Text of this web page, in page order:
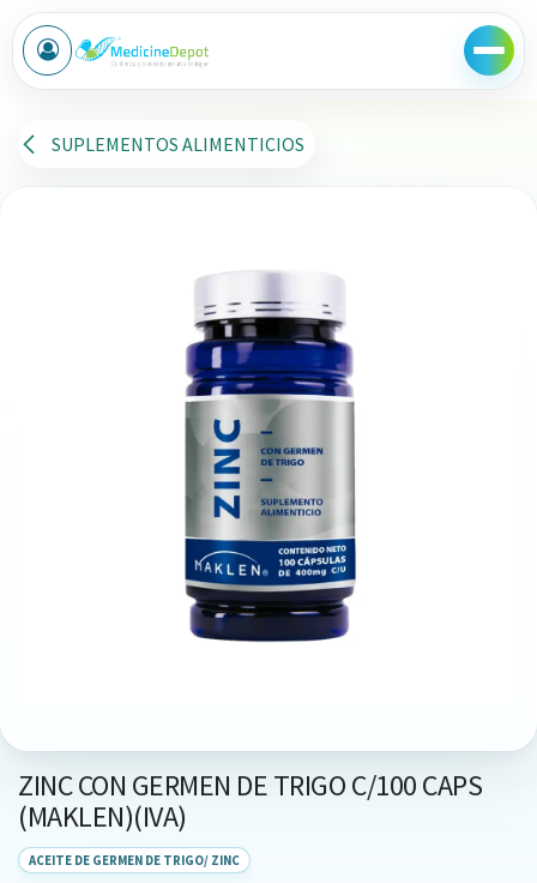
Ir al contenido
SUPLEMENTOS ALIMENTICIOS
ZINC CON GERMEN DE TRIGO C/100 CAPS
(MAKLEN)(IVA)
ACEITE DE GERMEN DE TRIGO/ ZINC